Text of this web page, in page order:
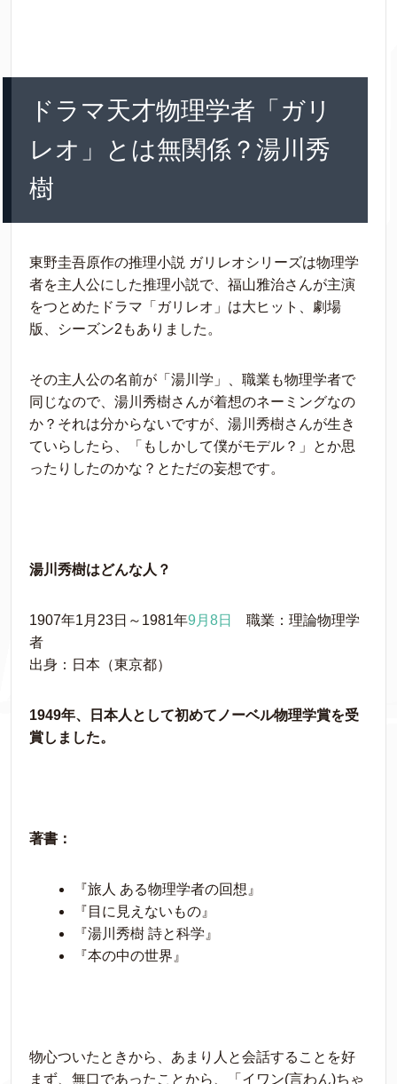
ドラマ天才物理学者「ガリ
レオ」とは無関係？湯川秀
樹
東野圭吾原作の推理小説 ガリレオシリーズは物理学
者を主人公にした推理小説で、福山雅治さんが主演
をつとめたドラマ「ガリレオ」は大ヒット、劇場
版、シーズン2もありました。
その主人公の名前が「湯川学」、職業も物理学者で
同じなので、湯川秀樹さんが着想のネーミングなの
か？それは分からないですが、湯川秀樹さんが生き
ていらしたら、「もしかして僕がモデル？」とか思
ったりしたのかな？とただの妄想です。
湯川秀樹はどんな人？
1907年1月23日～1981年9月8日
職業：理論物理学
者
出身：日本（東京都）
1949年、日本人として初めてノーベル物理学賞を受
賞しました。
著書：
『旅人 ある物理学者の回想』
『目に見えないもの』
『湯川秀樹 詩と科学』
『本の中の世界』
物心ついたときから、あまり人と会話することを好
まず、無口であったことから、「イワン(言わん)ちゃ